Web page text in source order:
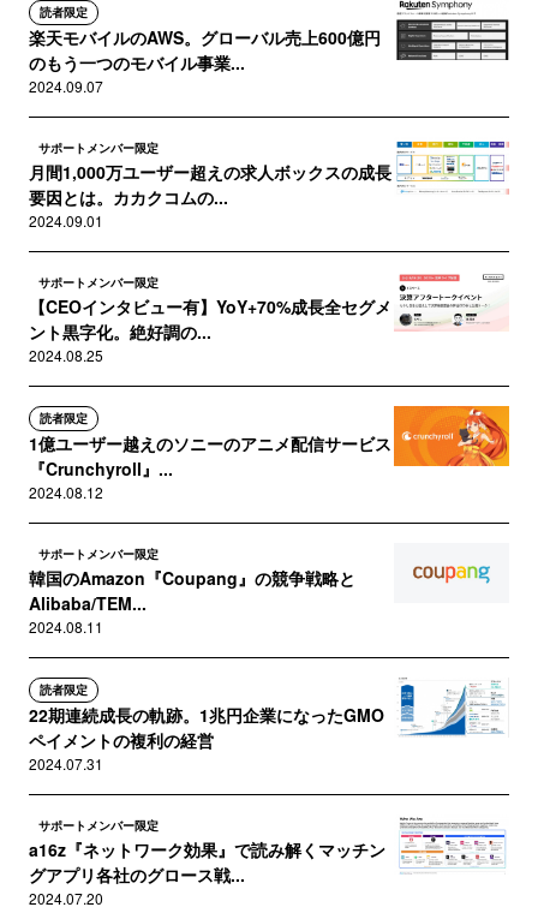
読者限定
楽天モバイルのAWS。グローバル売上600億円
のもう一つのモバイル事業...
2024.09.07
サポートメンバー限定
月間1,000万ユーザー超えの求人ボックスの成長
要因とは。カカクコムの...
2024.09.01
サポートメンバー限定
【CEOインタビュー有】YoY+70%成長全セグメ
ント黒字化。絶好調の...
2024.08.25
読者限定
1億ユーザー越えのソニーのアニメ配信サービス
『Crunchyroll』...
2024.08.12
サポートメンバー限定
韓国のAmazon『Coupang』の競争戦略と
Alibaba/TEM...
2024.08.11
読者限定
22期連続成長の軌跡。1兆円企業になったGMO
ペイメントの複利の経営
2024.07.31
サポートメンバー限定
a16z『ネットワーク効果』で読み解くマッチン
グアプリ各社のグロース戦...
2024.07.20